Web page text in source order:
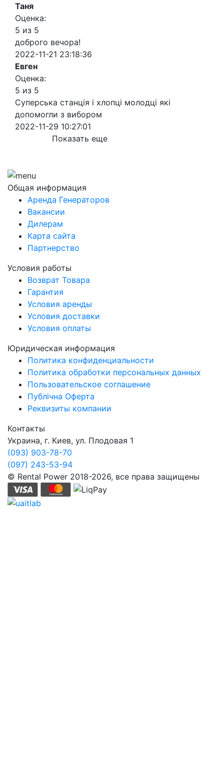
Таня
Оценка:
5 из 5
доброго вечора!
2022-11-21 23:18:36
Евген
Оценка:
5 из 5
Суперська станція і хлопці молодці які
допомогли з вибором
2022-11-29 10:27:01
Показать еще
Общая информация
Аренда Генераторов
Вакансии
Дилерам
Карта сайта
Партнерство
Условия работы
Возврат Товара
Гарантия
Условия аренды
Условия доставки
Условия оплаты
Юридическая информация
Политика конфиденциальности
Политика обработки персональных данных
Пользовательское соглашение
Публічна Оферта
Реквизиты компании
Контакты
Украина, г. Киев, ул. Плодовая 1
(093) 903-78-70
(097) 243-53-94
© Rental Power 2018-2026, все права защищены